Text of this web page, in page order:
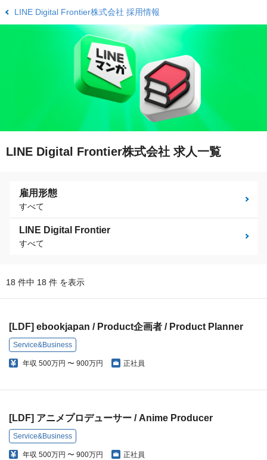
LINE Digital Frontier株式会社 採用情報
LINE Digital Frontier株式会社 求人一覧
雇用形態
すべて
LINE Digital Frontier
すべて
18 件中 18 件 を表示
[LDF] ebookjapan / Product企画者 / Product Planner
Service&Business
年収 500万円 〜 900万円 正社員
[LDF] アニメプロデューサー / Anime Producer
Service&Business
年収 500万円 〜 900万円 正社員